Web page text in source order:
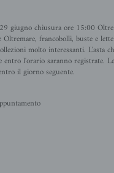
giugno chiusura ore 15:00
Oltremare, francobolli, buste e
molto interessanti. L'asta
l'orario saranno registrate.
il giorno seguente.